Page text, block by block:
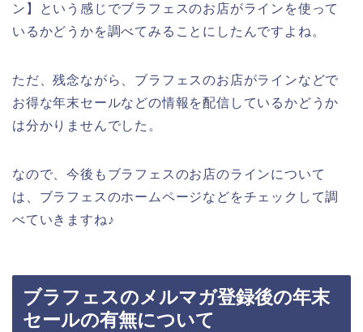
ン】という感じでブラフェスのお店がラインを使って
いるかどうかを調べてみることにしたんですよね。
ただ、残念ながら、ブラフェスのお店がラインなどで
お得な年末セールなどの情報を配信しているかどうか
は分かりませんでした。
なので、今後もブラフェスのお店のラインについて
は、ブラフェスのホームページなどをチェックして調
べていきますね♪
ブラフェスのメルマガ登録後の年末
セールの有無について